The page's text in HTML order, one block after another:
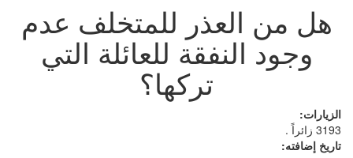
هل من العذر للمتخلف عدم
وجود النفقة للعائلة التي
تركها؟
الزيارات:
3193 زائراً .
تاريخ إضافته: